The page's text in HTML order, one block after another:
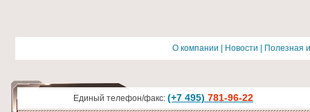
О компании Новости Полезная
Единый телефон/факс: (+7 495) 781-96-22